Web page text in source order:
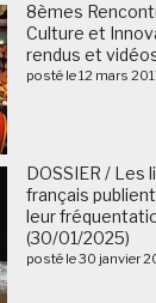
8èmes
Culture et
rendus et
posté le 12 mars
DOSSIER / Les
français
leur
(30/01/2025)
posté le 30 janvier